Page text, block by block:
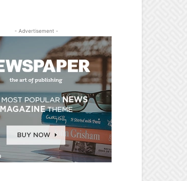
- Advertisement -